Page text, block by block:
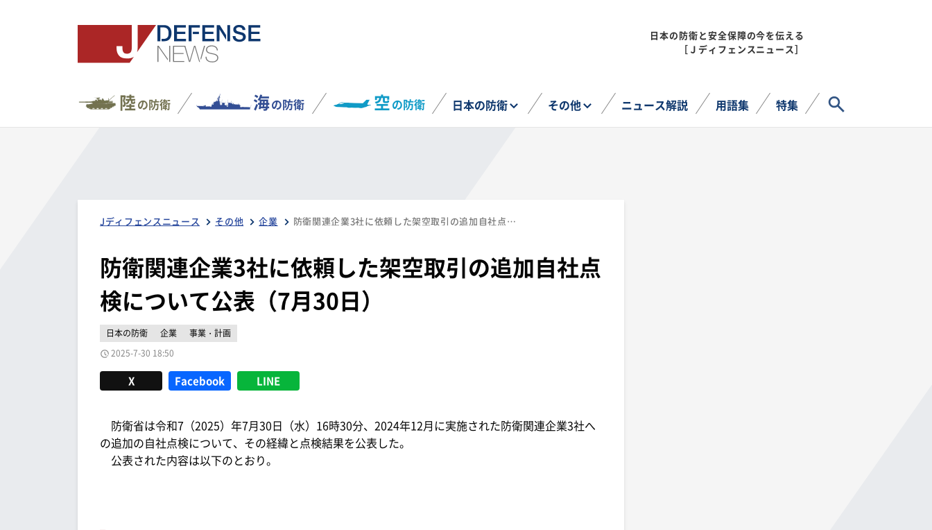
日本の防衛と安全保障の今を伝える
［Ｊディフェンスニュース］
陸の防衛 海の防衛 空の防衛 日本の防衛 その他 ニュース解説 用語集 特集
Jディフェンスニュース その他 企業 防衛関連企業3社に依頼した架空取引の追加自社点検について公表（7月30日）
防衛関連企業3社に依頼した架空取引の追加自社点
検について公表（7月30日）
日本の防衛 企業
事業・計画
2025-7-30 18:50
X Facebook LINE
防衛省は令和7（2025）年7月30日（水）16時30分、2024年12月に実施された防衛関連企業3社へ
の追加の自社点検について、その経緯と点検結果を公表した。
公表された内容は以下のとおり。